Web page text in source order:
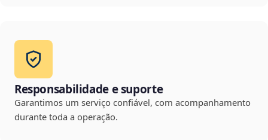
Responsabilidade e suporte
Garantimos um serviço confiável, com acompanhamento
durante toda a operação.